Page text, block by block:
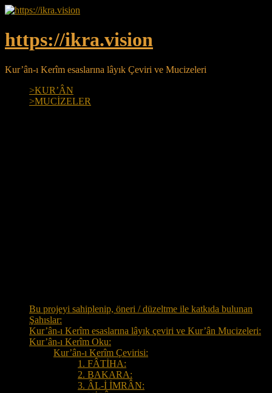
Skip
content
https://ikra.vision
Kur’ân-ı Kerîm esaslarına lâyık Çeviri ve Mucizeleri
>KUR’ÂN
>MUCİZELER
Bu projeyi sahiplenip, öneri / düzeltme ile katkıda bulunan
Şahıslar:
Kur’ân-ı Kerîm esaslarına lâyık çeviri ve Kur’ân Mucizeleri:
Kur’ân-ı Kerîm Oku:
Kur’ân-ı Kerîm Çevirisi:
1. FÂTİHA:
2. BAKARA:
3. ÂL-İ İMRÂN: